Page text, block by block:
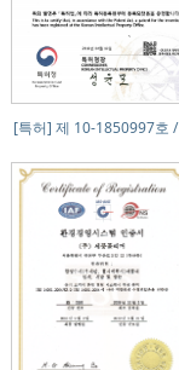
[특허] 제 10-1850997호